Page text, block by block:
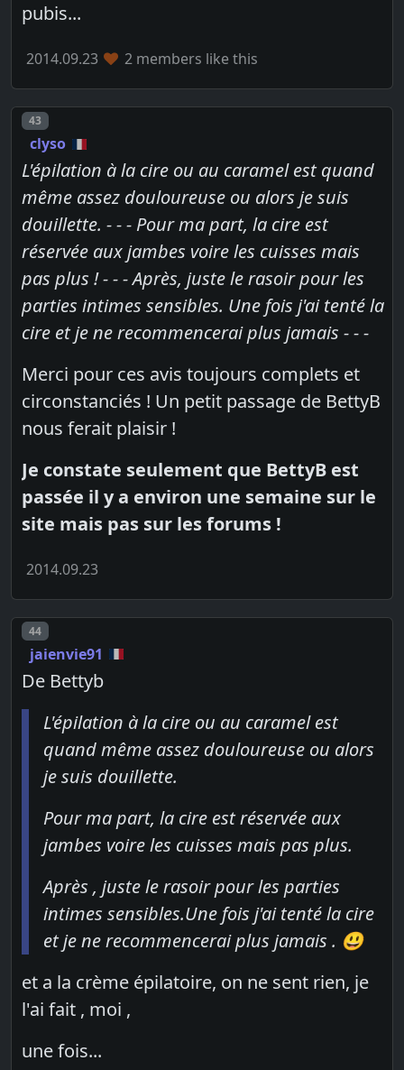
pubis...
2014.09.23 2 members like this
Post number
43
clyso
L'épilation à la cire ou au caramel est quand
même assez douloureuse ou alors je suis
douillette. - - - Pour ma part, la cire est
réservée aux jambes voire les cuisses mais
pas plus ! - - - Après, juste le rasoir pour les
parties intimes sensibles. Une fois j'ai tenté la
cire et je ne recommencerai plus jamais - - -
Merci pour ces avis toujours complets et
circonstanciés ! Un petit passage de BettyB
nous ferait plaisir !
Je constate seulement que BettyB est
passée il y a environ une semaine sur le
site mais pas sur les forums !
2014.09.23
Post number
44
jaienvie91
De Bettyb
L'épilation à la cire ou au caramel est
quand même assez douloureuse ou alors
je suis douillette.
Pour ma part, la cire est réservée aux
jambes voire les cuisses mais pas plus.
Après , juste le rasoir pour les parties
intimes sensibles.Une fois j'ai tenté la cire
et je ne recommencerai plus jamais . 😃
et a la crème épilatoire, on ne sent rien, je
l'ai fait , moi ,
une fois...